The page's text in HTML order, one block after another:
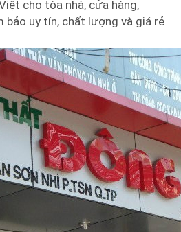
cho tòa nhà, cửa hàng,
bảo uy tín, chất lượng và giá rẻ